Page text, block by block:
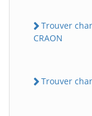
Trouver
CRAON
Trouver